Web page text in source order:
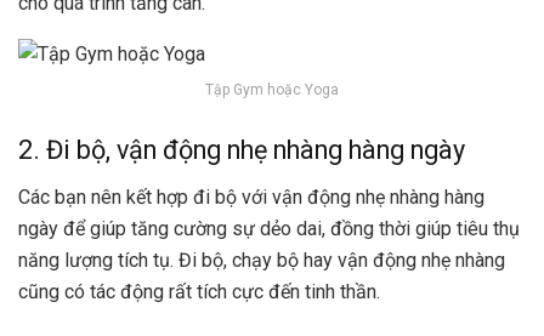
Tập Gym hoặc Yoga
2. Đi bộ, vận động nhẹ nhàng hàng ngày
Các bạn nên kết hợp đi bộ với vận động nhẹ nhàng hàng
ngày để giúp tăng cường sự dẻo dai, đồng thời giúp tiêu thụ
năng lượng tích tụ. Đi bộ, chạy bộ hay vận động nhẹ nhàng
cũng có tác động rất tích cực đến tinh thần.